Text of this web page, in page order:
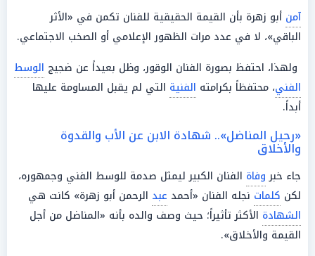
آمن أبو زهرة بأن القيمة الحقيقية للفنان تكمن في «الأثر
الباقي»، لا في عدد مرات الظهور الإعلامي أو الصخب الاجتماعي.
ولهذا، احتفظ بصورة الفنان الوقور، وظل بعيداً عن ضجيج الوسط
الفني، محتفظاً بكرامته الفنية التي لم يقبل المساومة عليها
أبداً.
«رحيل المناضل».. شهادة الابن عن الأب والقدوة
والأخلاق
جاء خبروفاة الفنان الكبير ليمثل صدمة للوسط الفني وجمهوره،
لكن كلمات نجله الفنان «أحمد عبد الرحمن أبو زهرة» كانت هي
الشهادة الأكثر تأثيراً؛ حيث وصف والده بأنه «المناضل من أجل
القيمة والأخلاق».